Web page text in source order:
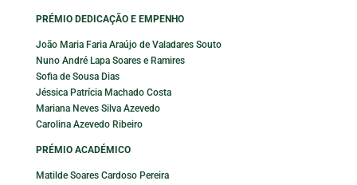
PRÉMIO DEDICAÇÃO E EMPENHO
João Maria Faria Araújo de Valadares Souto
Nuno André Lapa Soares e Ramires
Sofia de Sousa Dias
Jéssica Patrícia Machado Costa
Mariana Neves Silva Azevedo
Carolina Azevedo Ribeiro
PRÉMIO ACADÉMICO
Matilde Soares Cardoso Pereira